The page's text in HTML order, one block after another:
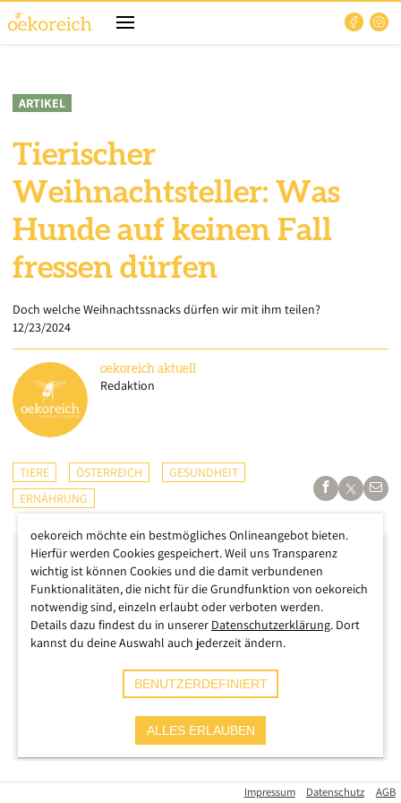
ARTIKEL
Tierischer
Weihnachtsteller: Was
Hunde auf keinen Fall
fressen dürfen
Doch welche Weihnachtssnacks dürfen wir mit ihm teilen?
12/23/2024
oekoreich aktuell
Redaktion
TIERE ÖSTERREICH
GESUNDHEIT
ERNÄHRUNG
Mandarinen, Schokolade, Nüsse - all das finden wir in der
Impressum Datenschutz AGB
oekoreich möchte ein bestmögliches Onlineangebot bieten.
Hierfür werden Cookies gespeichert. Weil uns Transparenz
wichtig ist können Cookies und die damit verbundenen
Funktionalitäten, die nicht für die Grundfunktion von oekoreich
notwendig sind, einzeln erlaubt oder verboten werden.
Details dazu findest du in unserer Datenschutzerklärung. Dort
kannst du deine Auswahl auch jederzeit ändern.
BENUTZERDEFINIERT
ALLES ERLAUBEN